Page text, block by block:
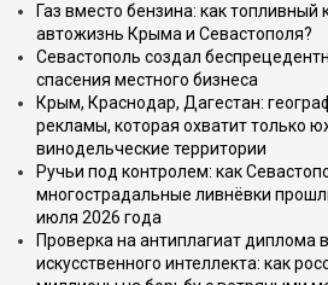
Газ вместо бензина: как топливный
автожизнь Крыма и Севастополя?
Севастополь создал
спасения местного бизнеса
Крым, Краснодар, Дагестан:
рекламы, которая охватит только
винодельческие территории
Ручьи под контролем: как
многострадальные ливнёвки
июля 2026 года
Проверка на антиплагиат диплома
искусственного интеллекта: как